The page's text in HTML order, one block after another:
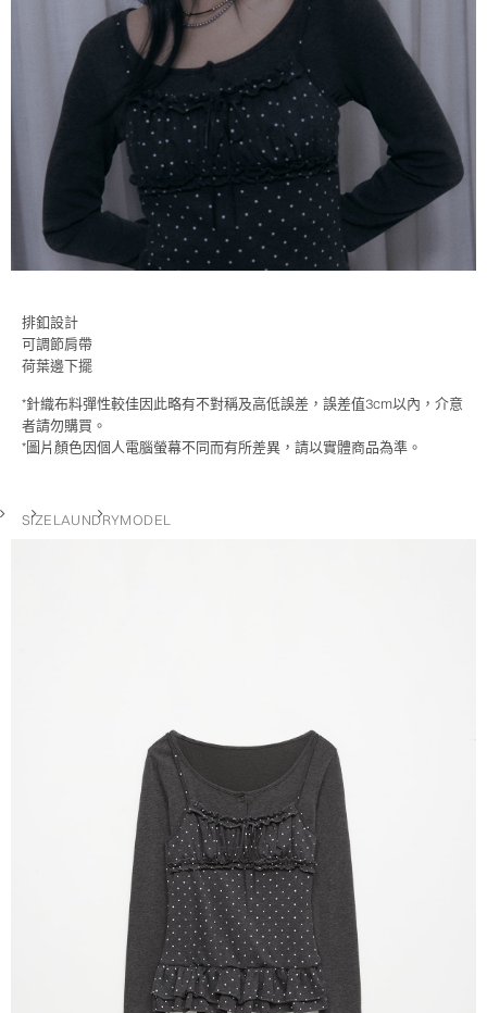
排釦設計
可調節肩帶
荷葉邊下擺
*針織布料彈性較佳因此略有不對稱及高低誤差，誤差值3cm以內，介意
者請勿購買。
*圖片顏色因個人電腦螢幕不同而有所差異，請以實體商品為準。
SIZELAUNDRYMODEL